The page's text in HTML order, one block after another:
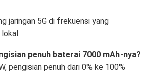
jaringan 5G di frekuensi yang
penuh baterai 7000 mAh-nya?
pengisian penuh dari 0% ke 100%